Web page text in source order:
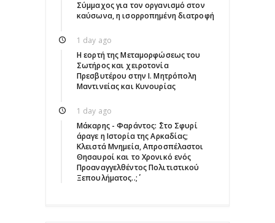
Σύμμαχος για τον οργανισμό στον
καύσωνα, η ισορροπημένη διατροφή
1 day ago
Η εορτή της Μεταμορφώσεως του
Σωτήρος και χειροτονία
Πρεσβυτέρου στην Ι. Μητρόπολη
Μαντινείας και Κυνουρίας
1 day ago
Μάκαρης - Φαράντος: ΄΄Στο Σφυρί
άραγε η Ιστορία της Αρκαδίας;
Κλειστά Μνημεία, Απροσπέλαστοι
Θησαυροί και το Χρονικό ενός
Προαναγγελθέντος Πολιτιστικού
Ξεπουλήματος..;΄΄